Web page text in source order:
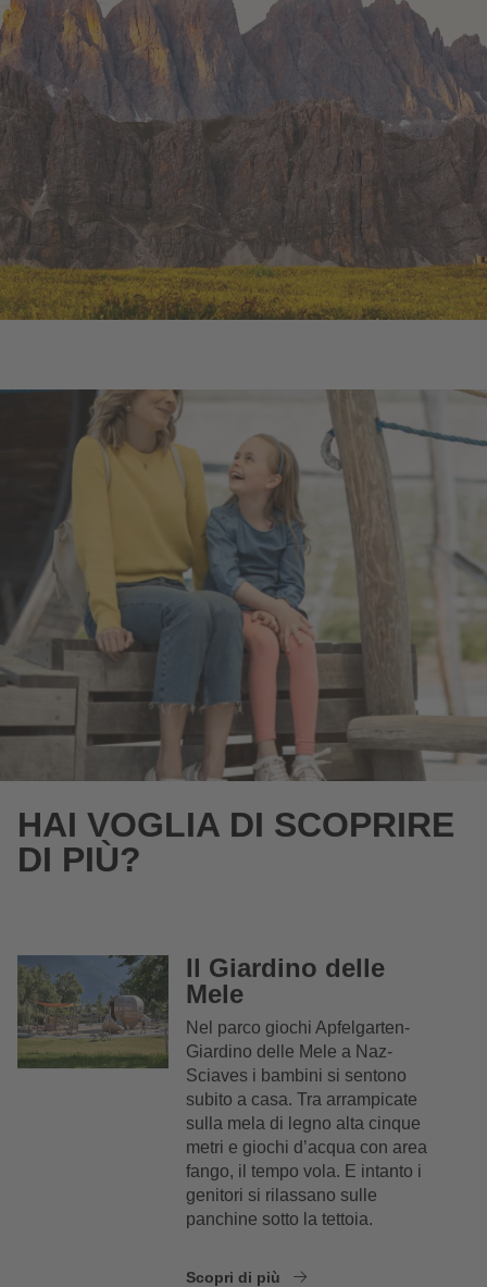
HAI VOGLIA DI SCOPRIRE
DI PIÙ?
Il Giardino delle
Mele
Nel parco giochi Apfelgarten-
Giardino delle Mele a Naz-
Sciaves i bambini si sentono
subito a casa. Tra arrampicate
sulla mela di legno alta cinque
metri e giochi d’acqua con area
fango, il tempo vola. E intanto i
genitori si rilassano sulle
panchine sotto la tettoia.
Scopri di più